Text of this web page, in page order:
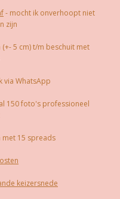
- mocht ik onverhoopt niet
zijn
5 cm) t/m beschuit met
via WhatsApp
150 foto's professioneel
met 15 spreads
keizersnede